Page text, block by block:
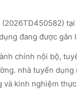
tại
đang được gắn
chính nội bộ,
nhà tuyển
kinh nghiệm